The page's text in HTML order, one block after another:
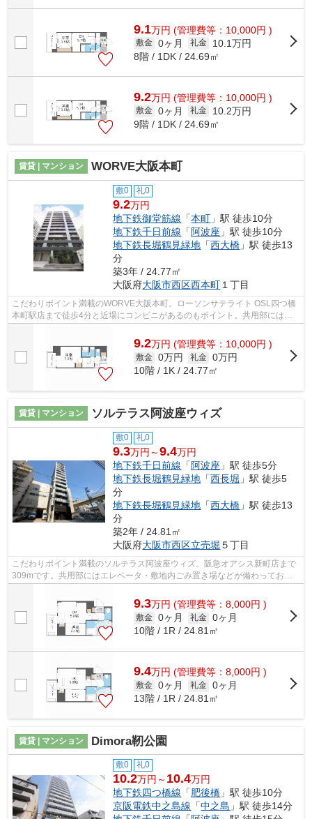
9.1万円 (管理費等：10,000円 )
敷金 0ヶ月 礼金
10.1万円
8階 / 1DK / 24.69㎡
9.2万円 (管理費等：10,000円 )
敷金 0ヶ月 礼金
10.2万円
9階 / 1DK / 24.69㎡
賃貸 | マンション WORVE大阪本町
敷0 礼0
9.2万円
地下鉄御堂筋線 「本町 」駅 徒歩10分
地下鉄千日前線 「 阿波座 」駅 徒歩10分
地下鉄長堀鶴見緑地 「西大橋 」駅 徒歩13
分
築3年 / 24.77㎡
大阪府大阪市西区西本町 １丁目
こだわりポイント満載のWORVE大阪本町。ローソンサテライト OSL四つ橋
本町駅店まで徒歩4分と近場にコンビニがあるのもポイント。共用部にはエ
レベータ・敷地内ごみ置き場など様々な設...
9.2万円 (管理費等：10,000円 )
敷金 0万円 礼金 0万円
10階 / 1K / 24.77㎡
賃貸 | マンション ソルテラス阿波座ウィズ
敷0 礼0
9.3万円～9.4万円
地下鉄千日前線 「 阿波座 」駅 徒歩5分
地下鉄長堀鶴見緑地 「西長堀 」駅 徒歩5
分
地下鉄長堀鶴見緑地 「西大橋 」駅 徒歩13
分
築2年 / 24.81㎡
大阪府大阪市西区立売堀 ５丁目
こだわりポイント満載のソルテラス阿波座ウィズ。阪急オアシス新町店まで
309mです。共用部にはエレベータ・敷地内ごみ置き場などが備わっており
とても充実しています。こちらの物件は...
9.3万円 (管理費等：8,000円 )
敷金 0ヶ月 礼金 0ヶ月
10階 / 1R / 24.81㎡
9.4万円 (管理費等：8,000円 )
敷金 0ヶ月 礼金 0ヶ月
13階 / 1R / 24.81㎡
賃貸 | マンション Dimora靭公園
敷0 礼0
10.2万円～ 10.4万円
地下鉄四つ橋線 「肥後橋 」駅 徒歩10分
京阪電鉄中之島線 「中之島 」駅 徒歩14分